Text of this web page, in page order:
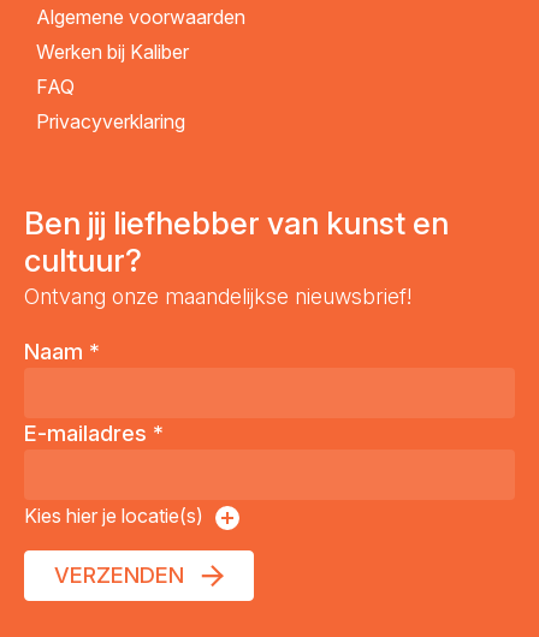
Algemene voorwaarden
Werken bij Kaliber
FAQ
Privacyverklaring
Ben jij liefhebber van kunst en
cultuur?
Ontvang onze maandelijkse nieuwsbrief!
Naam *
E-mailadres *
Kies hier je locatie(s)
VERZENDEN